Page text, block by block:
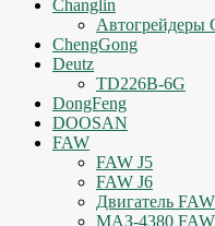
Changlin
Автогрейдеры
ChengGong
Deutz
TD226B-6G
DongFeng
DOOSAN
FAW
FAW J5
FAW J6
Двигатель
МАЗ-4380 FAW